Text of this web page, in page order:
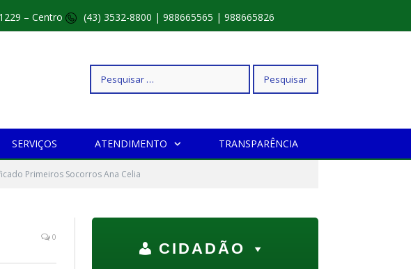
– Centro (43) 3532-8800 | 988665565 | 988665826
Pesquisar
por:
SERVIÇOS ATENDIMENTO TRANSPARÊNCIA
Primeiros Socorros Ana Celia
0
CIDADÃO